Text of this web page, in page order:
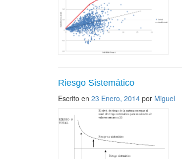
Riesgo Sistemático
Escrito en 23 Enero, 2014 por Miguel